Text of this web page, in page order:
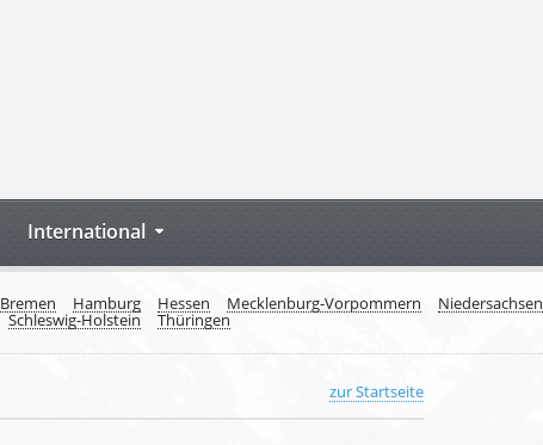
International
Bremen Hamburg Hessen Mecklenburg-Vorpommern Niedersachsen
Schleswig-Holstein Thüringen
zur Startseite